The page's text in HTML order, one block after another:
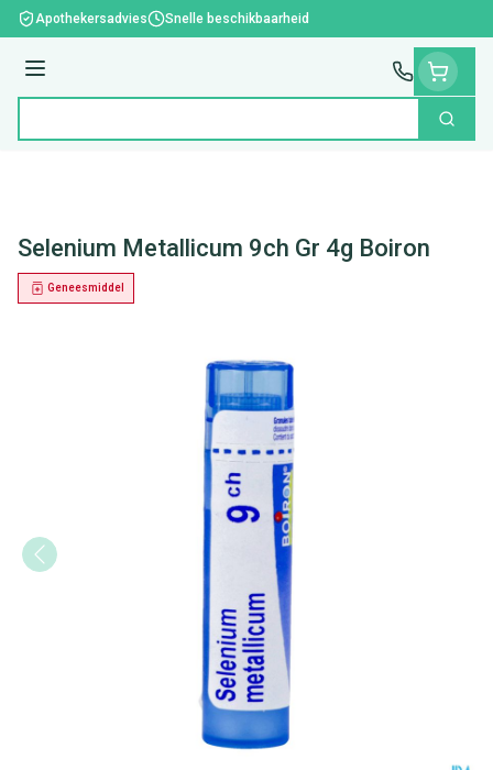
Ga naar de inhoud
Apothekersadvies Snelle beschikbaarheid
Menu
Zoek
Selenium Metallicum 9ch Gr 4g Boiron
Geneesmiddel